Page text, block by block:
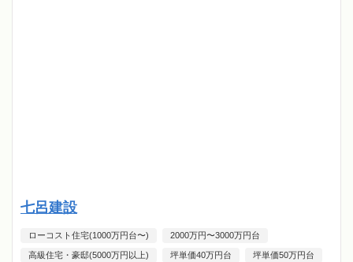
七呂建設
ローコスト住宅(1000万円台〜) 2000万円〜3000万円台
高級住宅・豪邸(5000万円以上) 坪単価40万円台 坪単価50万円台